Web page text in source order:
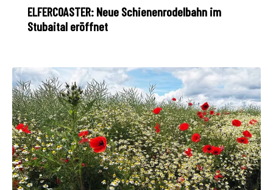
ELFERCOASTER: Neue Schienenrodelbahn im
Stubaital eröffnet